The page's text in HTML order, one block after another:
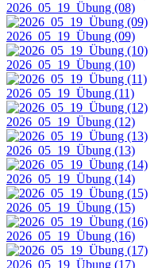
2026_05_19_Übung (08)
2026_05_19_Übung (09)
2026_05_19_Übung (10)
2026_05_19_Übung (11)
2026_05_19_Übung (12)
2026_05_19_Übung (13)
2026_05_19_Übung (14)
2026_05_19_Übung (15)
2026_05_19_Übung (16)
2026_05_19_Übung (17)